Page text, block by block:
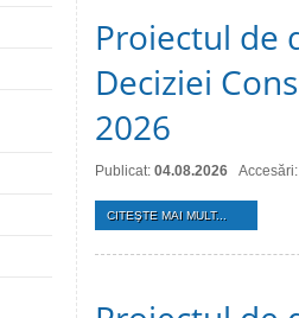
Proiectul de
Deciziei
2026
Publicat: 04.08.2026
CITEŞTE MAI MULT...